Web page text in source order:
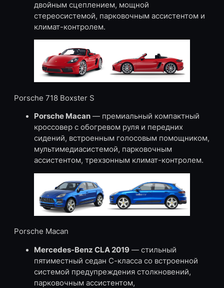
двойным сцеплением, мощной
стереосистемой, парковочным ассистентом и
климат-контролем.
Porsche 718 Boxster S
Porsche Macan — премиальный компактный
кроссовер с обогревом руля и передних
сидений, встроенным голосовым помощником,
мультимедиасистемой, парковочным
ассистентом, трехзонным климат-контролем.
Porsche Macan
Mercedes-Benz CLA 2019 — стильный
пятиместный седан С-класса со встроенной
системой предупреждения столкновений,
парковочным ассистентом,